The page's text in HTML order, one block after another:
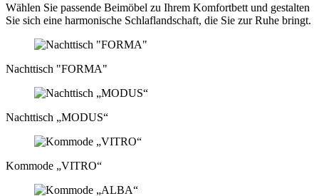
Wählen Sie passende Beimöbel zu Ihrem Komfortbett und gestalten
Sie sich eine harmonische Schlaflandschaft, die Sie zur Ruhe bringt.
Nachttisch "FORMA"
Nachttisch „MODUS“
Kommode „VITRO“